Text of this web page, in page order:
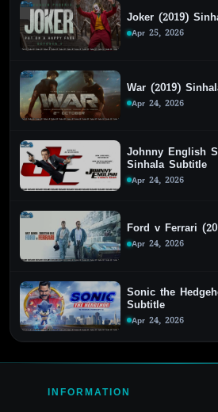
Joker (2019)
Apr 25, 2026
War (2019)
Apr 24, 2026
Johnny English
Sinhala Subtitle
Apr 24, 2026
Ford v Ferrari
Apr 24, 2026
Sonic the
Subtitle
Apr 24, 2026
INFORMATION